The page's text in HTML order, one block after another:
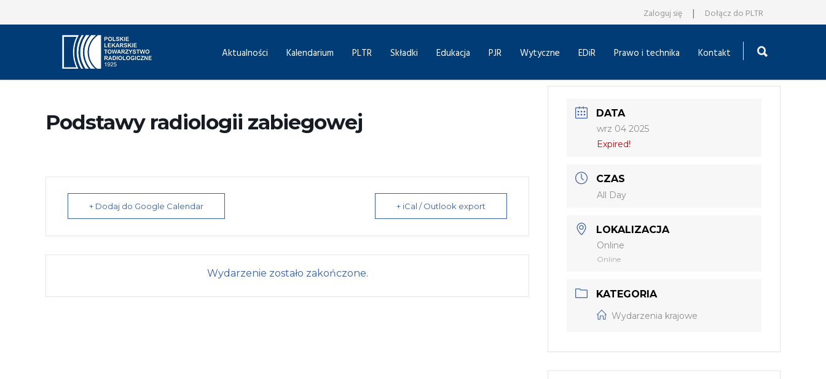
Zaloguj się | Dołącz do PLTR
Aktualności Kalendarium PLTR Składki Edukacja PJR Wytyczne EDiR Prawo i technika Kontakt
Podstawy radiologii zabiegowej
+ Dodaj do Google Calendar + iCal / Outlook export
Wydarzenie zostało zakończone.
DATA
wrz 04 2025
Expired!
CZAS
All Day
LOKALIZACJA
Online
Online
KATEGORIA
Wydarzenia krajowe